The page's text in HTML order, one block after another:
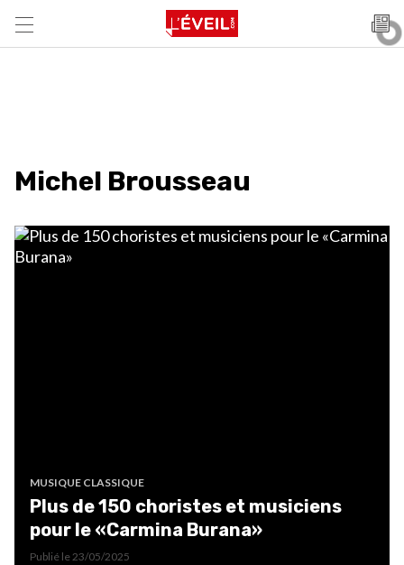
Michel Brousseau
MUSIQUE CLASSIQUE
Plus de 150 choristes et musiciens
pour le «Carmina Burana»
Publié le23/05/2025